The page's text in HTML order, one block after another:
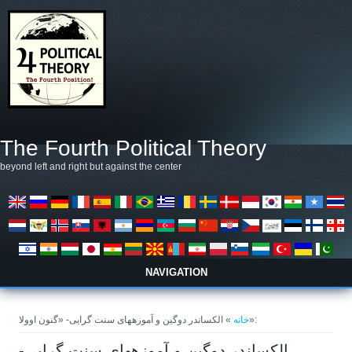
The Fourth Political Theory
beyond left and right but against the center
NAVIGATION
شما اینجا هستید
خانه» الکساندر دوگین و آموزه­های سنت گرایی- «گنون اوولا»: